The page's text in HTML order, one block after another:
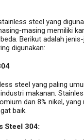
steel yang
masing memiliki
Berikut adalah
digunakan:
steel yang paling
makanan.
dan 8% nikel,
baik.
Steel 304: